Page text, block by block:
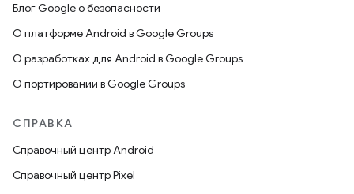
Блог Google о безопасности
О платформе Android в Google Groups
О разработках для Android в Google Groups
О портировании в Google Groups
СПРАВКА
Справочный центр Android
Справочный центр Pixel